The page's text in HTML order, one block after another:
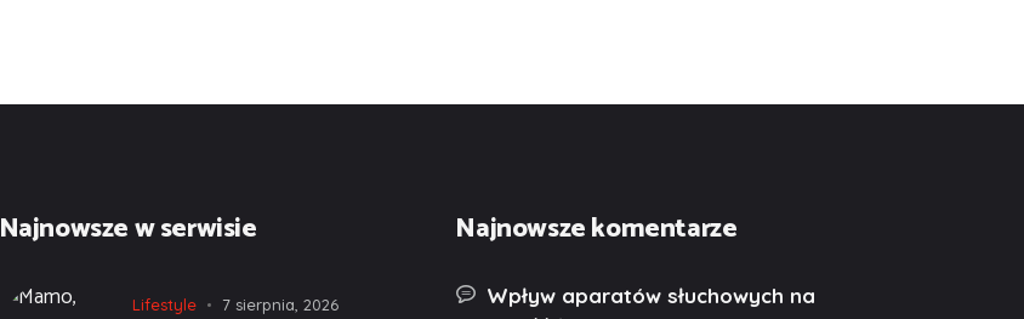
Najnowsze w serwisie
Lifestyle 7 sierpnia, 2026
Najnowsze komentarze
Wpływ aparatów słuchowych na